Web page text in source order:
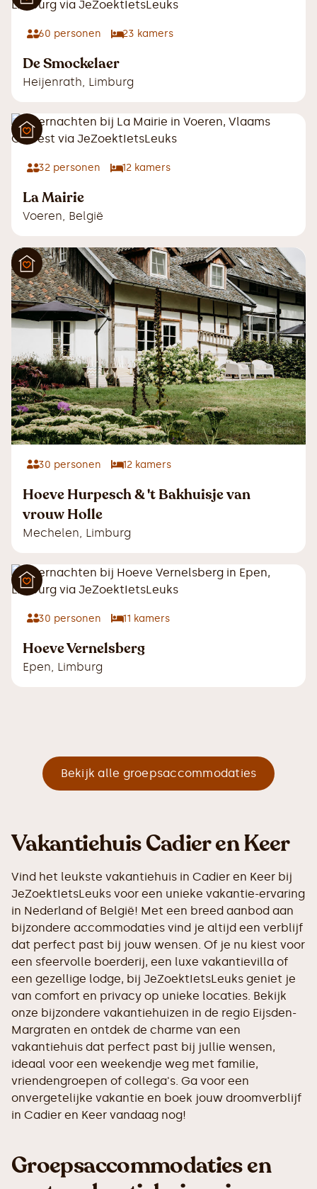
60 personen 23 kamers
De Smockelaer
Heijenrath, Limburg
32 personen 12 kamers
La Mairie
Voeren, België
30 personen 12 kamers
Hoeve Hurpesch & 't Bakhuisje van
vrouw Holle
Mechelen Limburg
30 personen 11 kamers
Hoeve Vernelsberg
Epen Limburg
Bekijk alle groepsaccommodaties
Vakantiehuis Cadier en Keer
Vind het leukste vakantiehuis in Cadier en Keer bij
JeZoektIetsLeuks voor een unieke vakantie-ervaring
in Nederland of België! Met een breed aanbod aan
bijzondere accommodaties vind je altijd een verblijf
dat perfect past bij jouw wensen. Of je nu kiest voor
een sfeervolle boerderij, een luxe vakantievilla of
een gezellige lodge, bij JeZoektIetsLeuks geniet je
van comfort en privacy op unieke locaties. Bekijk
onze bijzondere vakantiehuizen in de regio Eijsden-
Margraten en ontdek de charme van een
vakantiehuis dat perfect past bij jullie wensen,
ideaal voor een weekendje weg met familie,
vriendengroepen of collega's. Ga voor een
onvergetelijke vakantie en boek jouw droomverblijf
in Cadier en Keer vandaag nog!
Groepsaccommodaties en